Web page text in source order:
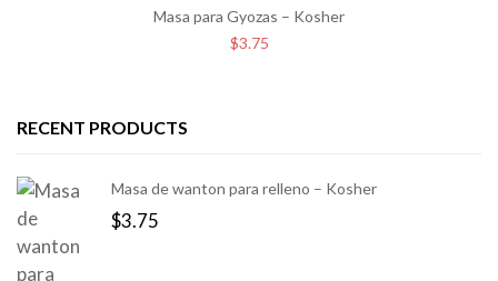
Masa para Gyozas – Kosher
$3.75
RECENT PRODUCTS
Masa de wanton para relleno – Kosher
$3.75